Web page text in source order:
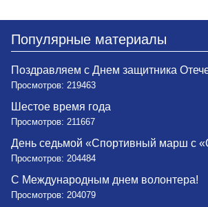
Популярные материалы
Поздравляем с Днем защитника
Просмотров: 219463
Шестое время года
Просмотров: 211667
День седьмой «Спортивный марш с
Просмотров: 204484
С Международным днем волонтера!
Просмотров: 204079